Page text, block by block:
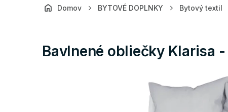
Domov BYTOVÉ DOPLNKY Bytový textil
Bavlnené obliečky Klarisa